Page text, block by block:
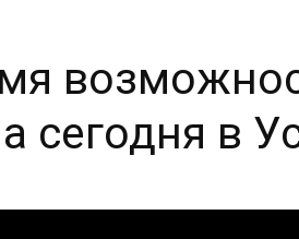
сегодня в